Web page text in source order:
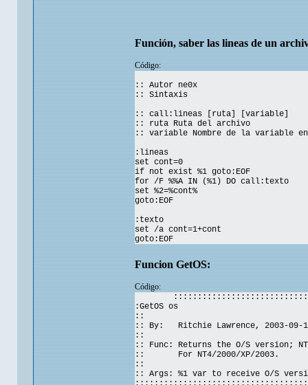
Función, saber las lineas de un
Código:
:: Autor ne0x
:: Sintaxis
:: call:lineas [ruta] [variable]
:: ruta Ruta del archivo
:: variable Nombre de la variable
:lineas
set cont=0
if not exist %1 goto:EOF
for /F %%A IN (%1) DO call:texto
set %2=%cont%
goto:EOF
:texto
set /a cont=1+cont
goto:EOF
Funcion GetOS:
Código:
:GetOS os
::
:: By: Ritchie Lawrence, 2003-09-
::
:: Func: Returns the O/S version;
:: For NT4/2000/XP/2003.
::
:: Args: %1 var to receive O/S